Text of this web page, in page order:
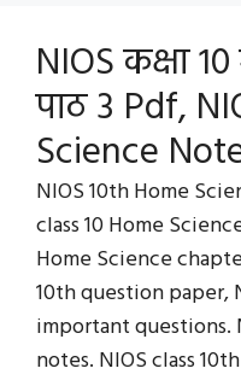
NIOS कक्षा
पाठ 3 Pdf,
Science
NIOS 10th Home
class 10 Home
Home Science
10th question paper,
important questions.
notes. NIOS class